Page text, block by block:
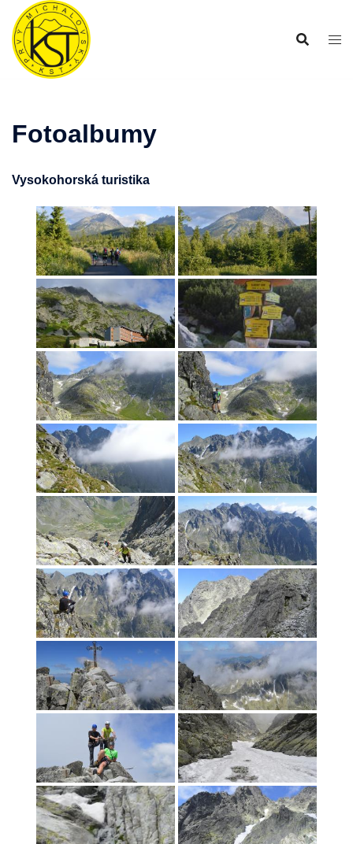
Preskočiť
obsah
Fotoalbumy
Vysokohorská turistika